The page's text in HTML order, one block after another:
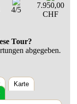
4/5
7.950,00
CHF
Tour?
abgegeben.
Karte